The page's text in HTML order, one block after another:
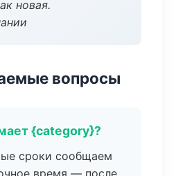
новая.
вопросы
{category}?
сроки сообщаем
время — после